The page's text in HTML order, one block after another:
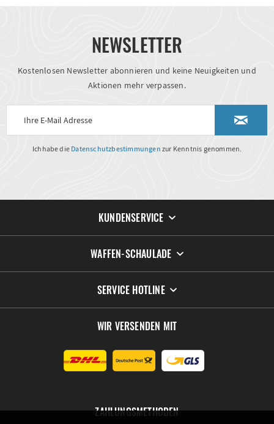
NEWSLETTER
Kostenlosen Newsletter abonnieren und keine Neuigkeiten und
Aktionen mehr verpassen.
Ich habe die Datenschutzbestimmungen zur Kenntnis genommen.
KUNDENSERVICE
WAFFEN-SCHAULADE
SERVICE HOTLINE
WIR VERSENDEN MIT
ZAHLUNGSMETHODEN